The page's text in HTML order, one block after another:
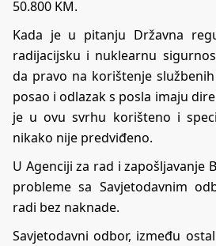
50.800 KM.
Kada je u pitanju Državna
radijacijsku i nuklearnu
da pravo na korištenje
posao i odlazak s posla imaju
je u ovu svrhu korišteno i
nikako nije predviđeno.
U Agenciji za rad i zapošljavanje
probleme sa Savjetodavnim
radi bez naknade.
Savjetodavni odbor, između